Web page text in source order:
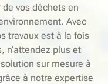
vos déchets en
Avec
travaux est à la fois
n’attendez plus et
sur mesure à
à notre expertise